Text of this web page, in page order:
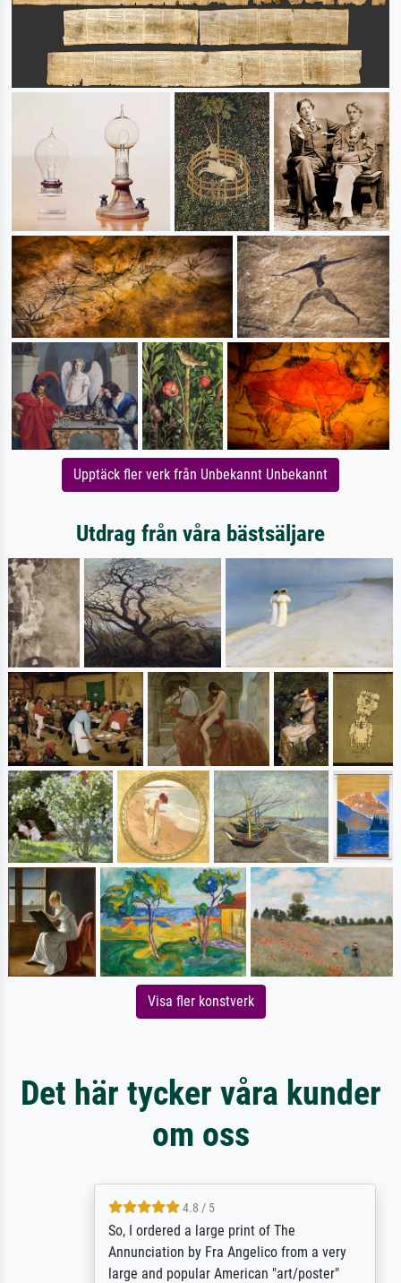
Upptäck fler verk från Unbekannt Unbekannt
Utdrag från våra bästsäljare
Visa fler konstverk
Det här tycker våra kunder
om oss
4.8 / 5
So, I ordered a large print of The
Annunciation by Fra Angelico from a very
large and popular American "art/poster"